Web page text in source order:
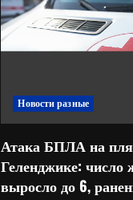
Новости разные
Атака БПЛА на
Геленджике: число
выросло до 6,